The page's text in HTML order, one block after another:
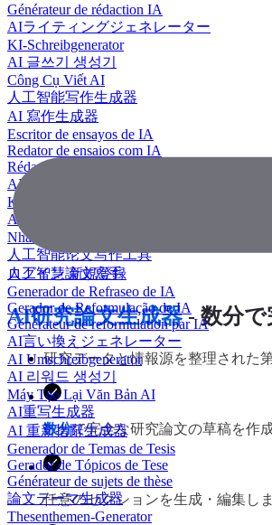
Générateur de rédaction IA
AIライティングジェネレーター
KI-Schreibgenerator
AI 글쓰기 생성기
Công Cụ Viết AI
人工智能写作生成器
AI 寫作生成器
Escritor de ensayos de IA
Redator de ensaios com IA
Rédacteur d'essais IA
AIエッセイライター
KI Essay-Schreiber
AI 에세이 작성기
Nhà văn luận văn AI
人工智能论文写作工具
人工智慧論文寫手
Generador de Refraseo de IA
Gerador de Reformulação de IA
Générateur de reformulation par IA
AI言い換えジェネレーター
AI Umschreibgenerator
AI 리워드 생성기
Máy Tạo Lại Văn Bản AI
AI重写生成器
AI 重新措辭生成器
Generador de Temas de Tesis
Gerador de Tópicos de Tese
Générateur de sujets de thèse
論文テーマ生成器
Thesenthemen-Generator
ログイン新規登録
AI研究論文生成器- 数分で
研究データと情報源を整理された
数分で完全な研究論文の草稿を作
任意のセクションを生成・編集しま